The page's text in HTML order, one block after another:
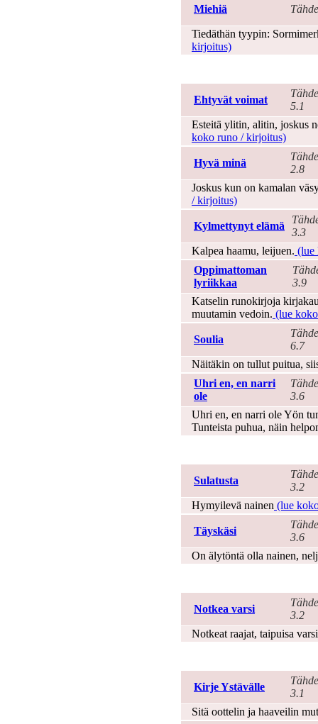
Miehiä
Tiedäthän tyypin:
kirjoitus)
Ehtyvät voimat
5.1
Esteitä ylitin, alitin, joskus
koko runo / kirjoitus)
Hyvä minä
2.8
Joskus kun on kamalan
/ kirjoitus)
Kylmettynyt elämä
3.3
Kalpea haamu, leijuen. (lue
Oppimattoman
lyriikkaa
3.9
Katselin runokirjoja
muutamin vedoin. (lue
Soulia
6.7
Näitäkin on tullut puitua,
Uhri en, en narri
ole
3.6
Uhri en, en narri ole Yön
Tunteista puhua, näin
Sulatusta
3.2
Hymyilevä nainen (lue
Täyskäsi
3.6
On älytöntä olla nainen,
Notkea varsi
3.2
Notkeat raajat, taipuisa
Kirje Ystävälle
3.1
Sitä oottelin ja haaveilin